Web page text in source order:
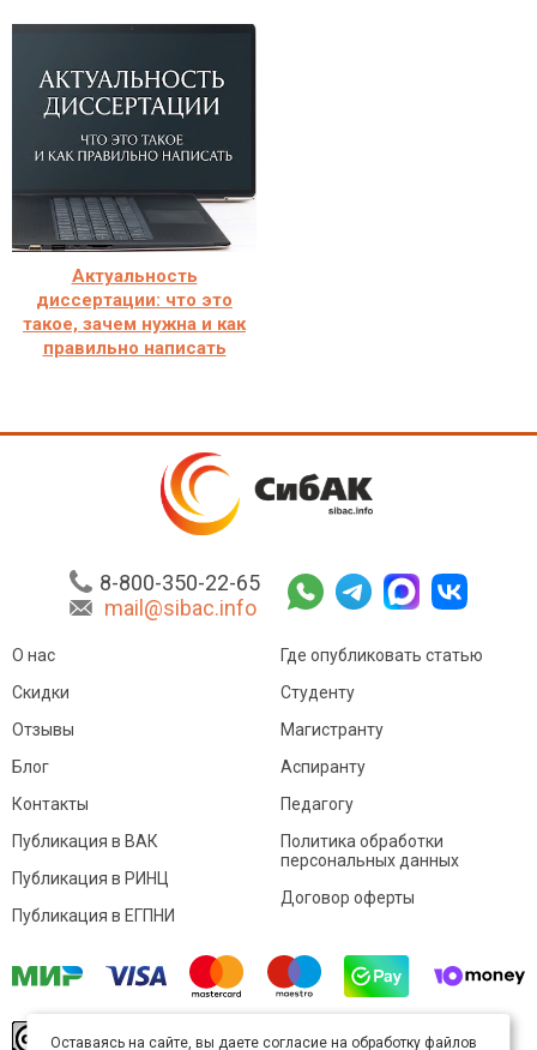
Актуальность
диссертации: что это
такое, зачем нужна и как
правильно написать
8-800-350-22-65
mail@sibac.info
О нас
Скидки
Отзывы
Блог
Контакты
Где опубликовать статью
Студенту
Магистранту
Аспиранту
Педагогу
Публикация в ВАК
Публикация в РИНЦ
Публикация в ЕГПНИ
Политика обработки
персональных данных
Договор оферты
Оставаясь на сайте, вы даете согласие на обработку файлов